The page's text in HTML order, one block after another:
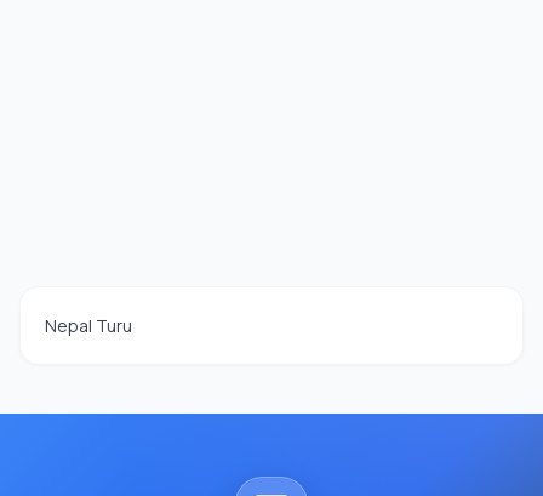
Nepal Turu